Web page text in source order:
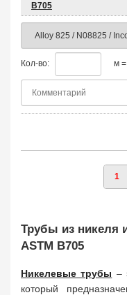
B705
Кол-во: м =
1
Трубы из никеля
ASTM B705
Никелевые трубы –
который